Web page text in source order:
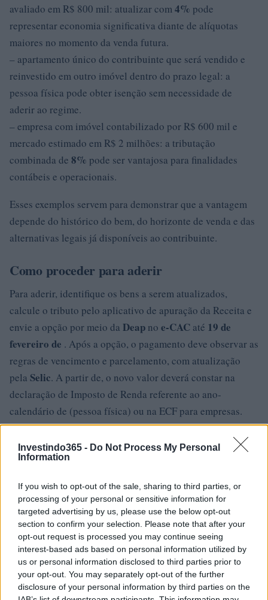
Investindo365 - Do Not Process My Personal
Information
If you wish to opt-out of the sale, sharing to third parties, or
processing of your personal or sensitive information for
targeted advertising by us, please use the below opt-out
section to confirm your selection. Please note that after your
opt-out request is processed you may continue seeing
interest-based ads based on personal information utilized by
us or personal information disclosed to third parties prior to
your opt-out. You may separately opt-out of the further
disclosure of your personal information by third parties on the
avaliado em R$ 800 mil: atualizar com4% pode
representar economia significativa diante de alíquotas
maiores no momento da venda futura.
– apartamento único do contribuinte que será vendido e
reinvestido em outro imóvel dentro do prazo legal: a
pessoa física pode obter isenção sem necessidade de
aderir ao regime.
– empresa com imóvel contabilizado por R$ 600 mil e
mercado estimado em R$ 2 milhões: a tributação
combinada de 8% pode ser vantajosa para finalidades
contábeis e operacionais.
Esses exemplos servem para demonstrar que a vantagem
depende do histórico do bem, do horizonte de venda e das
alternativas legais já disponíveis ao contribuinte.
Como proceder para aderir
Para aderir, identifique os bens a serem atualizados,
calcule o tributo pelo aplicativo de apuração da Receita e
envie a opção por meio da Deap no e-CAC até 19 de
fevereiro de . Após a opção, o pagamento deve observar as
regras de vencimento e parcelamento, com atualização
pela Selic. A partir de, o novo valor deverá constar na
declaração de Imposto de Renda referente ao ano-
calendário de (pessoa física) ou na ECF para empresas.
Recomenda-se buscar assessoria contábil ou jurídica para
simular cenários e avaliar impactos patrimoniais e
técnica e varia conforme o perfil do bem e os objetivos
fiscais do contribuinte.
Staff